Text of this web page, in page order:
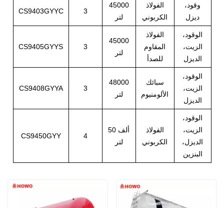
CS9403GYYC 3
45000
لتر
الفولاذ
الكربوني
وقود،
ديزل
CS9405GYYS 3
45000
لتر
الفولاذ
المقاوم
للصدأ
الوقود،
الزيت،
الديزل
CS9408GYYA 3
48000
لتر
سبائك
الألومنيوم
الوقود،
الزيت،
الديزل
CS9450GYY 4
50 ألف
لتر
الفولاذ
الكربوني
الوقود،
الزيت،
الديزل،
البنزين